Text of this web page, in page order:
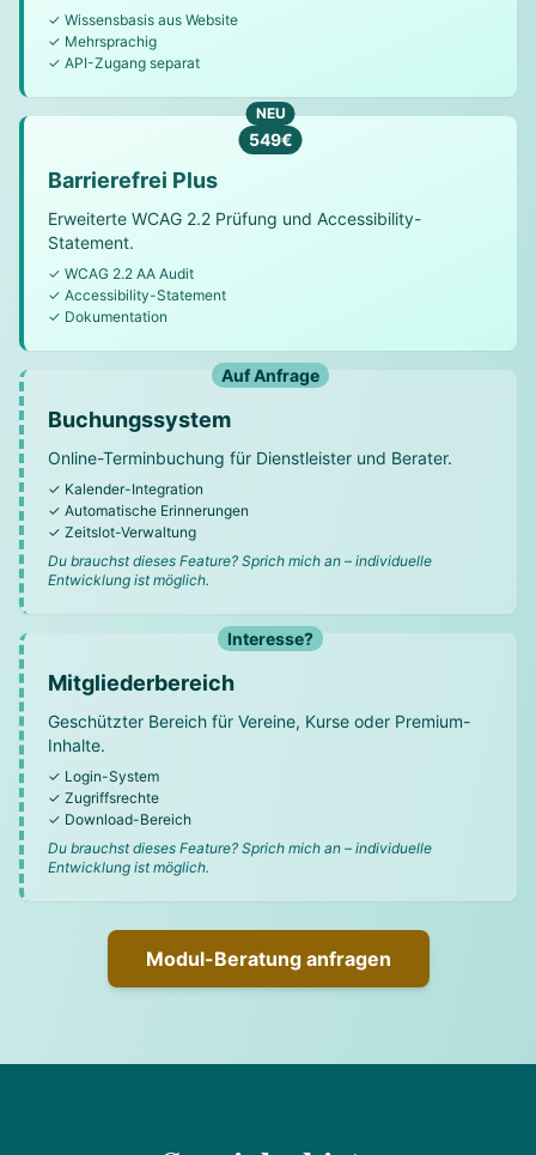
✓ Wissensbasis aus Website
✓ Mehrsprachig
✓ API-Zugang separat
NEU
549€
Barrierefrei Plus
Erweiterte WCAG 2.2 Prüfung und Accessibility-
Statement.
✓ WCAG 2.2 AA Audit
✓ Accessibility-Statement
✓ Dokumentation
Auf Anfrage
Buchungssystem
Online-Terminbuchung für Dienstleister und Berater.
✓ Kalender-Integration
✓ Automatische Erinnerungen
✓ Zeitslot-Verwaltung
Du brauchst dieses Feature? Sprich mich an – individuelle
Entwicklung ist möglich.
Interesse?
Mitgliederbereich
Geschützter Bereich für Vereine, Kurse oder Premium-
Inhalte.
✓ Login-System
✓ Zugriffsrechte
✓ Download-Bereich
Du brauchst dieses Feature? Sprich mich an – individuelle
Entwicklung ist möglich.
Modul-Beratung anfragen